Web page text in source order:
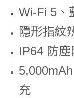
Wi-Fi 5、
隱形指紋
IP64 防塵
充